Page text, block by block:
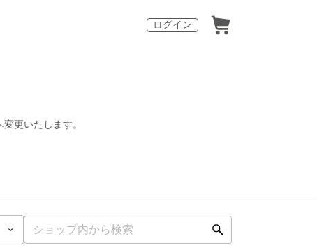
ログイン
更いたします。